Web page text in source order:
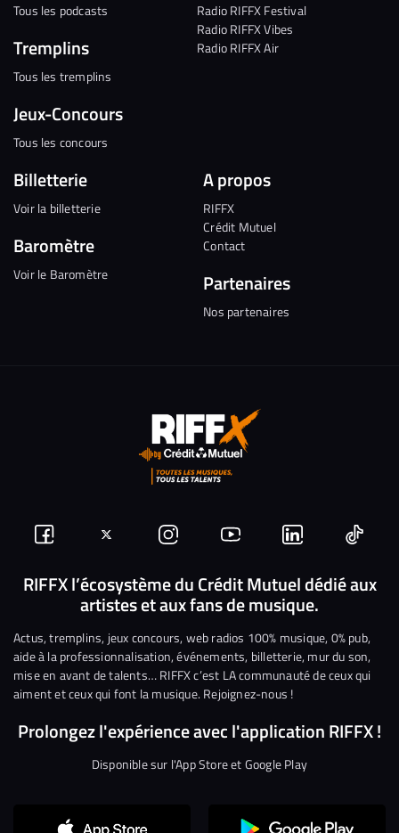
Tous les podcasts
Tremplins
Tous les tremplins
Jeux-Concours
Tous les concours
Radio RIFFX Festival
Radio RIFFX Vibes
Radio RIFFX Air
Billetterie
Voir la billetterie
Baromètre
Voir le Baromètre
A propos
RIFFX
Crédit Mutuel
Contact
Partenaires
Nos partenaires
Suivez-
nous
Facebook
Suivez-
nous
sur
Twitter
Nous
rejoindre
sur
Instagram
Nous
rejoindre
sur
YouTube
Nous
rejoindre
sur
Linkedin
Nous
RIFFX l’écosystème du Crédit Mutuel dédié aux
artistes et aux fans de musique.
Actus, tremplins, jeux concours, web radios 100% musique, 0% pub,
aide à la professionnalisation, événements, billetterie, mur du son,
mise en avant de talents… RIFFX c’est LA communauté de ceux qui
aiment et ceux qui font la musique. Rejoignez-nous !
Prolongez l'expérience avec l'application RIFFX !
Disponible sur l'App Store et Google Play